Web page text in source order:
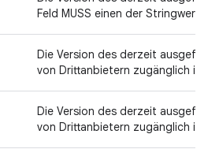
Feld MUSS einen der
Die Version des derzeit
von Drittanbietern zugänglich
Die Version des derzeit
von Drittanbietern zugänglich